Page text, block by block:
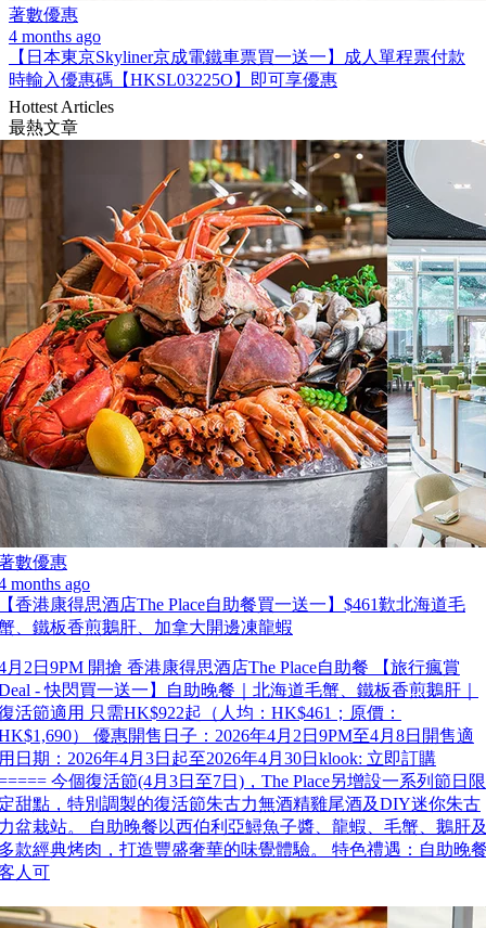
著數優惠
4 months ago
【日本東京Skyliner京成電鐵車票買一送一】成人單程票付款
時輸入優惠碼【HKSL03225O】即可享優惠
Hottest Articles
最熱文章
數優惠
months ago
香港康得思酒店The Place自助餐買一送一】$461歎北海道毛
、鐵板香煎鵝肝、加拿大開邊凍龍蝦
月2日9PM 開搶 香港康得思酒店The Place自助餐 【旅行瘋賞
- 快閃買一送一】自助晚餐｜北海道毛蟹、鐵板香煎鵝肝｜
活節適用 只需HK$922起（人均：HK$461；原價：
） 優惠開售日子：2026年4月2日9PM至4月8日開售適
日期：2026年4月3日起至2026年4月30日klook: 立即訂購
今個復活節(4月3日至7日)，The Place另增設一系列節日限
甜點，特別調製的復活節朱古力無酒精雞尾酒及DIY迷你朱古
盆栽站。 自助晚餐以西伯利亞鱘魚子醬、龍蝦、毛蟹、鵝肝
款經典烤肉，打造豐盛奢華的味覺體驗。 特色禮遇：自助晚
人可